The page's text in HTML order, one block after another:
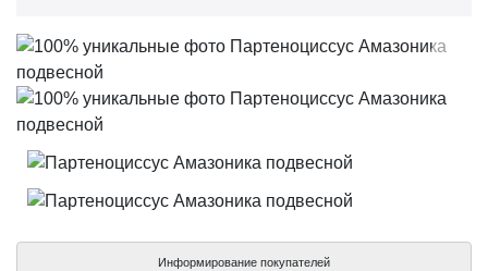
Информирование покупателей